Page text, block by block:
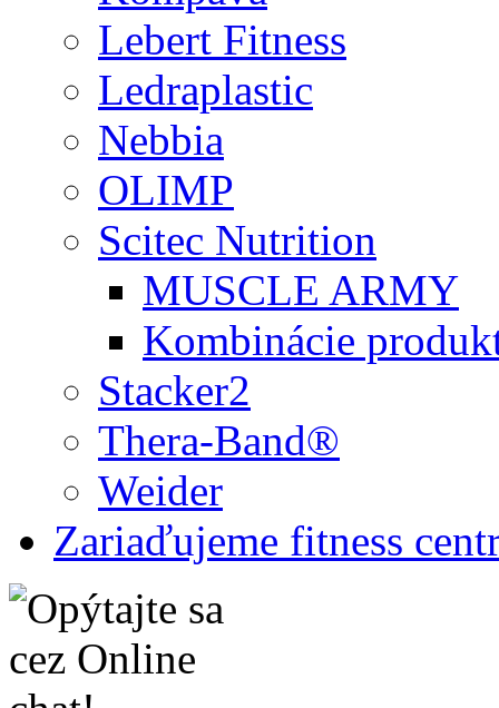
Lebert Fitness
Ledraplastic
Nebbia
OLIMP
Scitec Nutrition
MUSCLE ARMY
Kombinácie
Stacker2
Thera-Band®
Weider
Zariaďujeme fitness